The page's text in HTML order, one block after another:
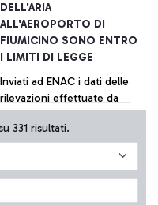
DELL'ARIA
ALL'AEROPORTO DI
FIUMICINO SONO ENTRO
I LIMITI DI LEGGE
Inviati ad ENAC i dati delle
rilevazioni effettuate da
diversi centri specializzati
per conto di varie realtà
pubblicata sul sito della
+ Approfondisci
331 risultati.